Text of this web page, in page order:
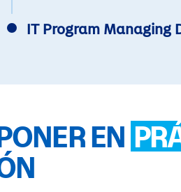
IT Program Managing
EN